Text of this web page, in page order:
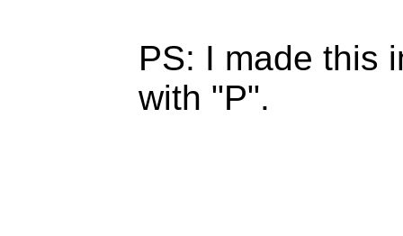
PS: I made this
with "P".